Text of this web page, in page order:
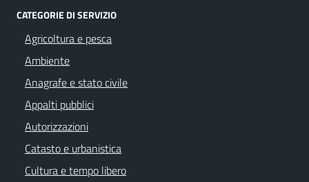
CATEGORIE DI SERVIZIO
Agricoltura e pesca
Ambiente
Anagrafe e stato civile
Appalti pubblici
Autorizzazioni
Catasto e urbanistica
Cultura e tempo libero